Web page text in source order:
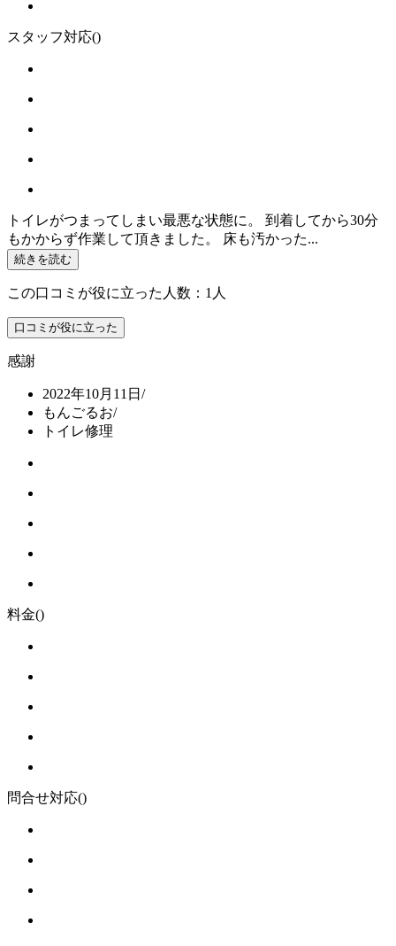
スタッフ対応()
トイレがつまってしまい最悪な状態に。 到着してから30分
もかからず作業して頂きました。 床も汚かった...
続きを読む
この口コミが役に立った人数：1人
口コミが役に立った
感謝
2022年10月11日 /
もんごるお/
トイレ修理
料金()
問合せ対応()